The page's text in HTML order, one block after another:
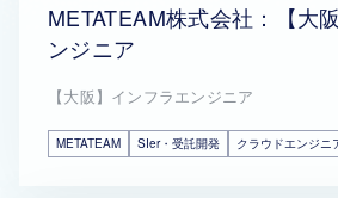
METATEAM株式会社：【大
ンジニア
【大阪】インフラエンジニア
METATEAM SIer・受託開発 クラウドエンジニ